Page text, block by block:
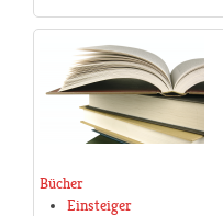
Bücher
Einsteiger